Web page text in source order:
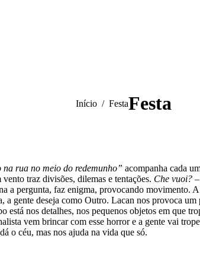
Você está aqui:
Início FestaFesta
na rua no meio do redemunho” acompanha cada
traz divisões, dilemas e tentações. Che vuoi?
a pergunta, faz enigma, provocando movimento.
a gente deseja como Outro. Lacan nos provoca um
está nos detalhes, nos pequenos objetos em que
vem brincar com esse horror e a gente vai
o céu, mas nos ajuda na vida que só.